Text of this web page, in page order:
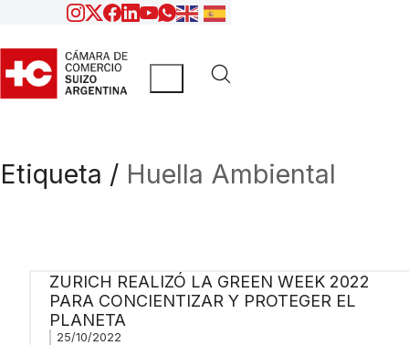
Etiqueta / Huella Ambiental
ZURICH REALIZÓ LA GREEN WEEK 2022
PARA CONCIENTIZAR Y PROTEGER EL
PLANETA
25/10/2022